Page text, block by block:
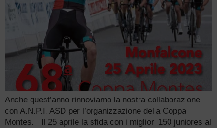
Anche quest’anno rinnoviamo la nostra collaborazione
con A.N.P.I. ASD per l’organizzazione della Coppa
Montes. Il 25 aprile la sfida con i migliori 150 juniores al